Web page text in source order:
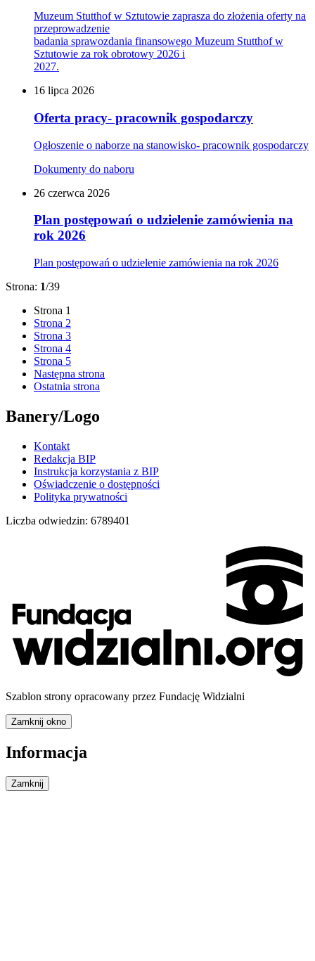
Muzeum Stutthof w Sztutowie zaprasza do złożenia oferty na
przeprowadzenie
badania sprawozdania finansowego Muzeum Stutthof w
Sztutowie za rok obrotowy 2026 i
2027.
16 lipca 2026
Oferta pracy- pracownik gospodarczy
Ogłoszenie o naborze na stanowisko- pracownik gospodarczy
Dokumenty do naboru
26 czerwca 2026
Plan postępowań o udzielenie zamówienia na
rok 2026
Plan postępowań o udzielenie zamówienia na rok 2026
Strona: 1/39
Strona 1
Strona 2
Strona 3
Strona 4
Strona 5
Następna strona
Ostatnia strona
Banery/Logo
Kontakt
Redakcja BIP
Instrukcja korzystania z BIP
Oświadczenie o dostępności
Polityka prywatności
Liczba odwiedzin: 6789401
Szablon strony opracowany przez Fundację Widzialni
Zamknij okno
Informacja
Zamknij